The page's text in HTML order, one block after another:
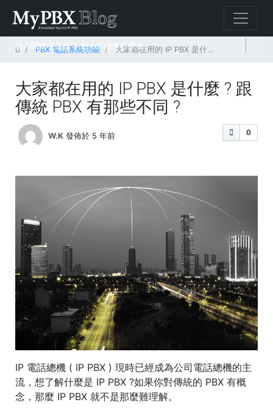
首頁 PBX 電話系統功能 大家都在用的 IP PBX 是什麼 ? 跟傳統 PBX 有那些不同 ?
大家都在用的 IP PBX 是什麼 ? 跟
傳統 PBX 有那些不同 ?
0
W.K 發佈於 5 年前
IP 電話總機 ( IP PBX ) 現時已經成為公司電話總機的主
流，想了解什麼是 IP PBX ?如果你對傳統的 PBX 有概
念，那麼 IP PBX 就不是那麼難理解。